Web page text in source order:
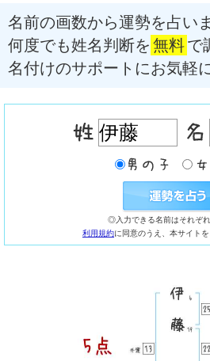
名前の画数から運勢を占いま
何度でも姓名判断を 無料で
名付けのサポートにお気軽
◎入力できる名前はそれぞ
利用規約に同意のうえ、本サイトを